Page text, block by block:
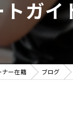
ガイ
ナー在籍 ブログ